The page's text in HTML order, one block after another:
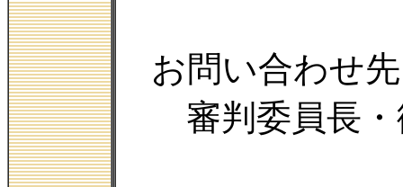
お問い合わせ先
審判委員長・